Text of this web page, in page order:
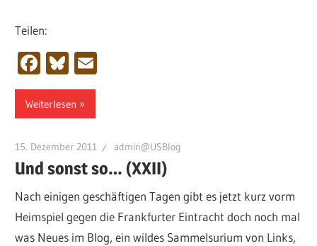
Teilen:
Facebook
Bluesky
Weiterlesen
15. Dezember 2011 admin@USBlog
Und sonst so… (XXII)
Nach einigen geschäftigen Tagen gibt es jetzt kurz vorm
Heimspiel gegen die Frankfurter Eintracht doch noch mal
was Neues im Blog, ein wildes Sammelsurium von Links,